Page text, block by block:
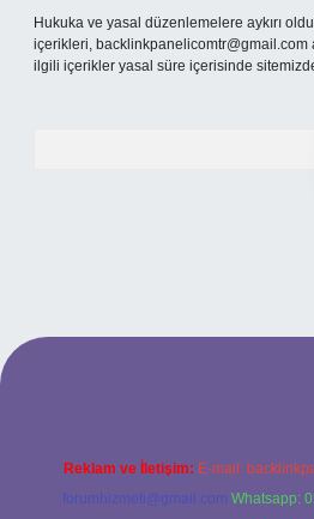
Hukuka ve yasal düzenlemelere aykırı
içerikleri, backlinkpanelicomtr@gmail.com
ilgili içerikler yasal süre içerisinde
yeni giriş adresi
Reklam ve İletişim: E-mail:
forumhizmeti@gmail.com Whatsapp: